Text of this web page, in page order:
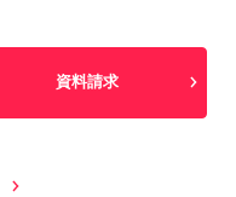
資料請求